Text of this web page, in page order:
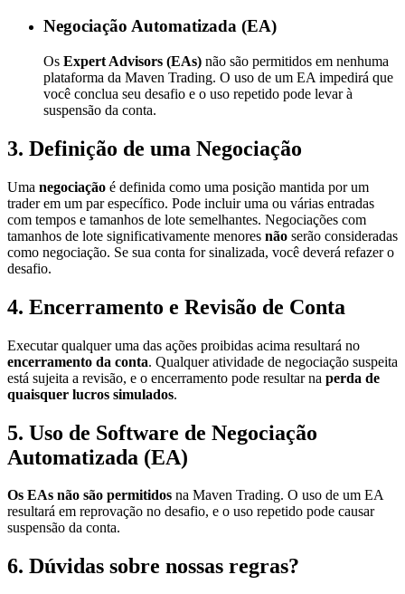
Negociação Automatizada (EA)
Os Expert Advisors (EAs) não são permitidos em nenhuma
plataforma da Maven Trading. O uso de um EA impedirá que
você conclua seu desafio e o uso repetido pode levar à
suspensão da conta.
3. Definição de uma Negociação
Uma negociação é definida como uma posição mantida por um
trader em um par específico. Pode incluir uma ou várias entradas
com tempos e tamanhos de lote semelhantes. Negociações com
tamanhos de lote significativamente menores não serão consideradas
como negociação. Se sua conta for sinalizada, você deverá refazer o
desafio.
4. Encerramento e Revisão de Conta
Executar qualquer uma das ações proibidas acima resultará no
encerramento da conta. Qualquer atividade de negociação suspeita
está sujeita a revisão, e o encerramento pode resultar na perda de
quaisquer lucros simulados.
5. Uso de Software de Negociação
Automatizada (EA)
Os EAs não são permitidos na Maven Trading. O uso de um EA
resultará em reprovação no desafio, e o uso repetido pode causar
suspensão da conta.
6. Dúvidas sobre nossas regras?